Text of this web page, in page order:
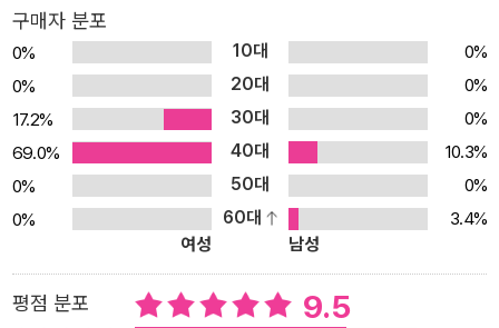
구매자 분포
0% 10대
0%
0%
20대
0%
17.2%
30대
0%
69.0%
40대
10.3%
0%
50대
0%
0%
60대
3.4%
여성
남성
평점 분포 9.5